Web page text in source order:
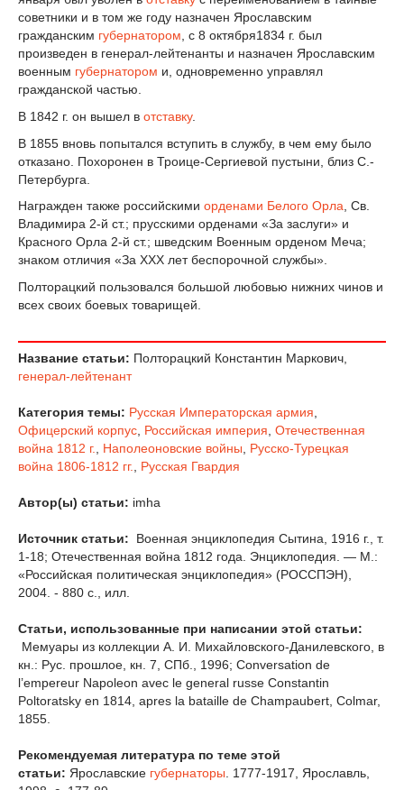
советники и в том же году назначен Ярославским
гражданским губернатором , с 8 октября1834 г. был
произведен в генерал-лейтенанты и назначен Ярославским
военным губернатором и, одновременно управлял
гражданской частью.
В 1842 г. он вышел в отставку.
В 1855 вновь попытался вступить в службу, в чем ему было
отказано. Похоронен в Троице-Сергиевой пустыни, близ С.-
Петербурга.
Награжден также российскими орденами Белого Орла, Св.
Владимира 2-й ст.; прусскими орденами «За заслуги» и
Красного Орла 2-й ст.; шведским Военным орденом Меча;
знаком отличия «За XXX лет беспорочной службы».
Полторацкий пользовался большой любовью нижних чинов и
всех своих боевых товарищей.
Название статьи: Полторацкий Константин Маркович,
генерал-лейтенант
Категория темы: Русская Императорская армия
Офицерский корпус Российская империя Отечественная
война 1812 г.
Наполеоновские войны
Русско-Турецкая
война 1806-1812 гг.
Русская Гвардия
Автор(ы) статьи: imha
Источник статьи:
Военная энциклопедия Сытина, 1916 г., т.
1-18; Отечественная война 1812 года. Энциклопедия. — М.:
«Российская политическая энциклопедия» (РОССПЭН),
2004. - 880 с., илл.
Статьи, использованные при написании этой статьи:
Мемуары из коллекции А. И. Михайловского-Данилевского, в
кн.: Рус. прошлое, кн. 7, СПб., 1996; Conversation de
l’empereur Napoleon avec le general russe Constantin
Poltoratsky en 1814, apres la bataille de Champaubert, Colmar,
1855.
Рекомендуемая литература по теме этой
статьи: Ярославские губернаторы . 1777-1917, Ярославль,